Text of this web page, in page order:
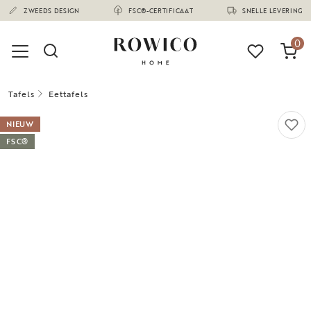
ZWEEDS DESIGN FSC®-CERTIFICAAT SNELLE LEVERING
(1674)
0
Tafels Eettafels
NIEUW
FSC®